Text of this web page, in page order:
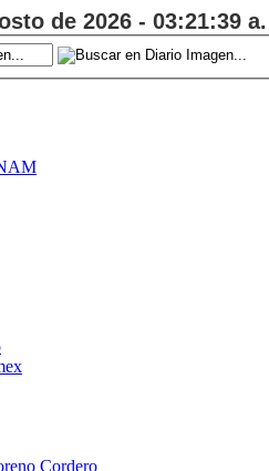
de 2026 - 03:21:40
Cordero